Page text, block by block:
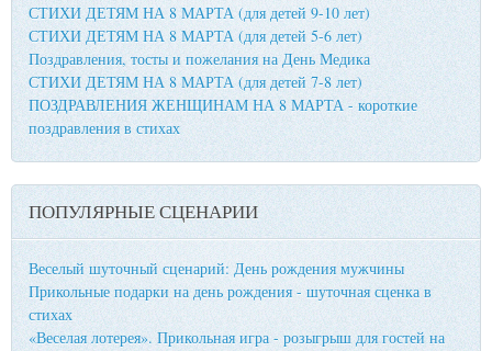
СТИХИ ДЕТЯМ НА 8 МАРТА (для детей 9-10 лет)
СТИХИ ДЕТЯМ НА 8 МАРТА (для детей 5-6 лет)
Поздравления, тосты и пожелания на День Медика
СТИХИ ДЕТЯМ НА 8 МАРТА (для детей 7-8 лет)
ПОЗДРАВЛЕНИЯ ЖЕНЩИНАМ НА 8 МАРТА - короткие
поздравления в стихах
ПОПУЛЯРНЫЕ СЦЕНАРИИ
Веселый шуточный сценарий: День рождения мужчины
Прикольные подарки на день рождения - шуточная сценка в
стихах
«Веселая лотерея». Прикольная игра - розыгрыш для гостей на